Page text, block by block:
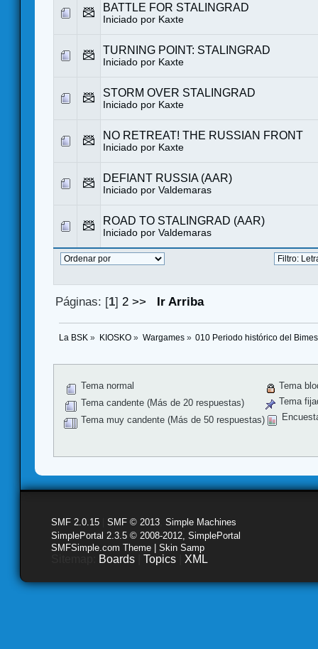
BATTLE FOR STALINGRAD
Iniciado por Kaxte
TURNING POINT: STALINGRAD
Iniciado por Kaxte
STORM OVER STALINGRAD
Iniciado por Kaxte
NO RETREAT! THE RUSSIAN FRONT
Iniciado por Kaxte
DEFIANT RUSSIA (AAR)
Iniciado por Valdemaras
ROAD TO STALINGRAD (AAR)
Iniciado por Valdemaras
Páginas: [1] 2 >> Ir Arriba
La BSK » KIOSKO» Wargames» 010 Periodo histórico del
Tema normal
Tema candente (Más de 20 respuestas)
Tema muy candente (Más de 50 respuestas)
Tema
Tema
SMF 2.0.15 SMF © 2013 Simple Machines
SimplePortal 2.3.5 © 2008-2012, SimplePortal
SMFSimple.com Theme | Skin Samp
Boards Topics XML